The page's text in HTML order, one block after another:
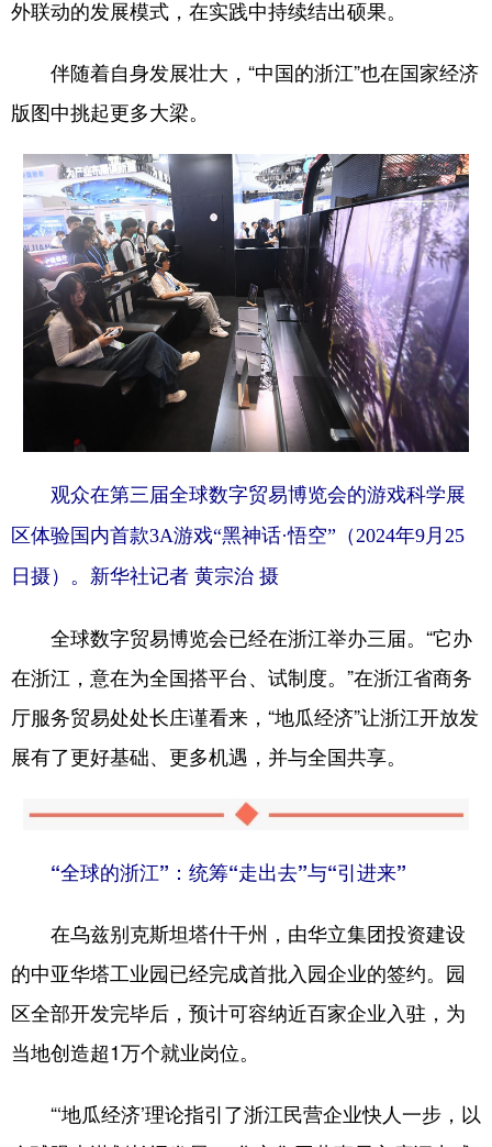
外联动的发展模式，在实践中持续结出硕果。
伴随着自身发展壮大，“中国的浙江”也在国家经济
版图中挑起更多大梁。
观众在第三届全球数字贸易博览会的游戏科学展
区体验国内首款3A游戏“黑神话·悟空”（2024年9月25
日摄）。新华社记者 黄宗治 摄
全球数字贸易博览会已经在浙江举办三届。“它办
在浙江，意在为全国搭平台、试制度。”在浙江省商务
厅服务贸易处处长庄谨看来，“地瓜经济”让浙江开放发
展有了更好基础、更多机遇，并与全国共享。
“全球的浙江”：统筹“走出去”与“引进来”
在乌兹别克斯坦塔什干州，由华立集团投资建设
的中亚华塔工业园已经完成首批入园企业的签约。园
区全部开发完毕后，预计可容纳近百家企业入驻，为
当地创造超1万个就业岗位。
“‘地瓜经济’理论指引了浙江民营企业快人一步，以